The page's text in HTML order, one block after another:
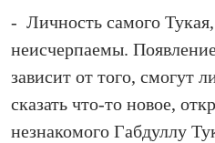
- Личность самого Тукая,
неисчерпаемы.
зависит от того, смогут
сказать что‑то новое,
незнакомого Габдуллу